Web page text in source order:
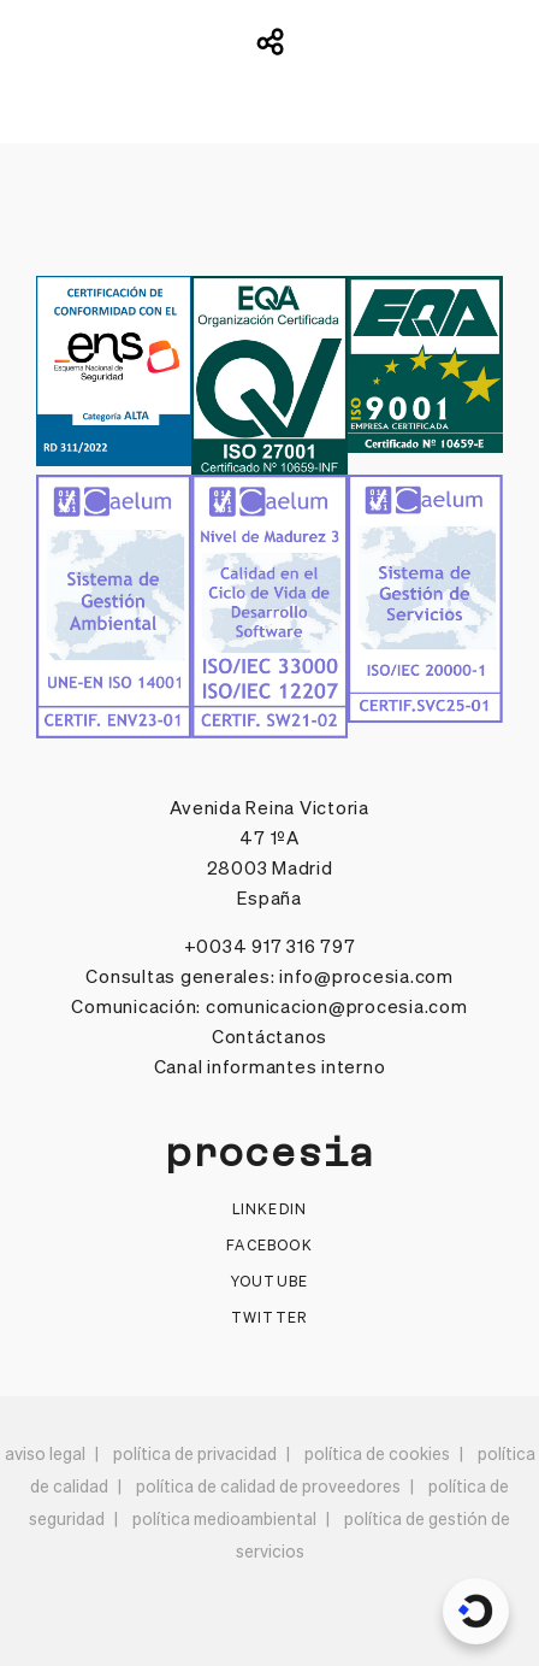
Avenida Reina Victoria
47 1ºA
28003 Madrid
España
+0034 917 316 797
Consultas generales: info@procesia.com
Comunicación: comunicacion@procesia.com
Contáctanos
Canal informantes interno
procesia
LINKEDIN
FACEBOOK
YOUTUBE
TWITTER
aviso legal política de privacidad política de cookies
política
de calidad
política de calidad de proveedores
política de
seguridad
política medioambiental
política de gestión de
servicios